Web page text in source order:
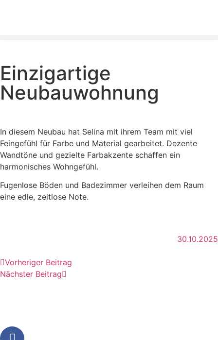
Einzigartige
Neubauwohnung
In diesem Neubau hat Selina mit ihrem Team mit viel
Feingefühl für Farbe und Material gearbeitet. Dezente
Wandtöne und gezielte Farbakzente schaffen ein
harmonisches Wohngefühl.
Fugenlose Böden und Badezimmer verleihen dem Raum
eine edle, zeitlose Note.
30.10.2025
Vorheriger Beitrag
Nächster Beitrag